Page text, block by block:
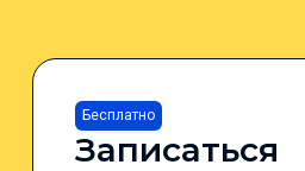
Бесплатно
Записаться